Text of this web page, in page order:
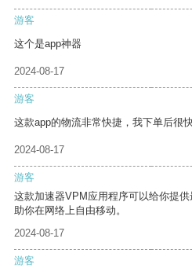
游客
这个是app神器
2024-08-17
游客
这款app的物流非常快捷，我下单后很
2024-08-17
游客
这款加速器VPM应用程序可以给你提
助你在网络上自由移动。
2024-08-17
游客